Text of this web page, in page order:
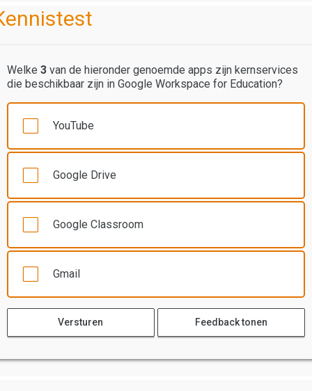
Welke 3 van de hieronder genoemde apps zijn kernservices
die beschikbaar zijn in Google Workspace for Education?
YouTube
Google Drive
Google Classroom
Gmail
Versturen Feedback tonen